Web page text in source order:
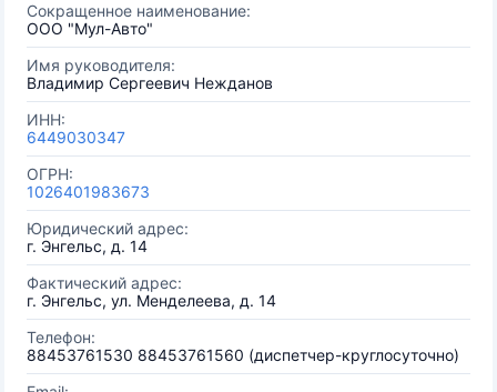
Сокращенное наименование:
ООО "Мул-Авто"
Имя руководителя:
Владимир Сергеевич Нежданов
ИНН:
6449030347
ОГРН:
1026401983673
Юридический адрес:
г. Энгельс, д. 14
Фактический адрес:
г. Энгельс, ул. Менделеева, д. 14
Телефон:
88453761530 88453761560 (диспетчер-круглосуточно)